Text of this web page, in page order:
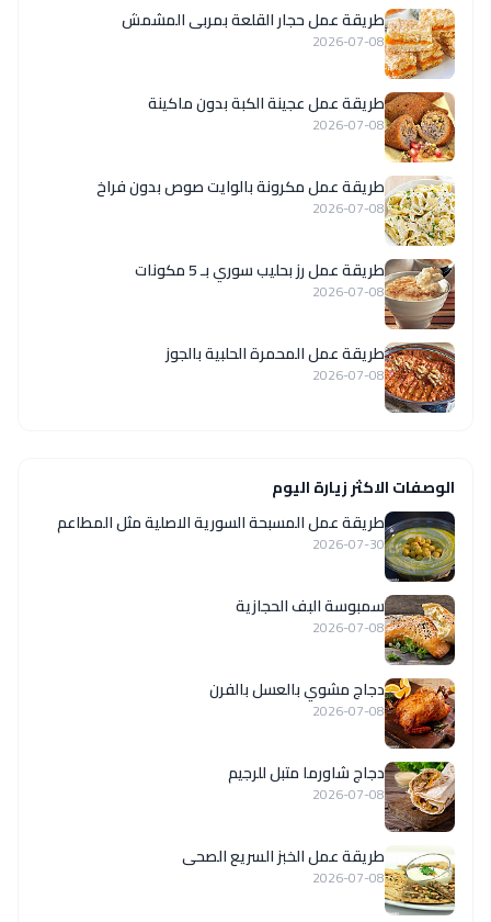
طريقة عمل حجار القلعة بمربى المشمش
2026-07-08
طريقة عمل عجينة الكبة بدون ماكينة
2026-07-08
طريقة عمل مكرونة بالوايت صوص بدون فراخ
2026-07-08
طريقة عمل رز بحليب سوري بـ 5 مكونات
2026-07-08
طريقة عمل المحمرة الحلبية بالجوز
2026-07-08
الوصفات الاكثر زيارة اليوم
‏طريقة عمل المسبحة السورية الاصلية مثل المطاعم
2026-07-30
سمبوسة البف الحجازية
2026-07-08
دجاج مشوي بالعسل بالفرن
2026-07-08
دجاج شاورما متبل للرجيم
2026-07-08
طريقة عمل الخبز السريع الصحى
2026-07-08